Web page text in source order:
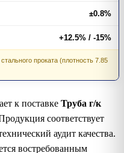
±0.8%
+12.5% / -15%
проката (плотность 7.85
к поставке Труба г/к
соответствует
аудит качества.
востребованным